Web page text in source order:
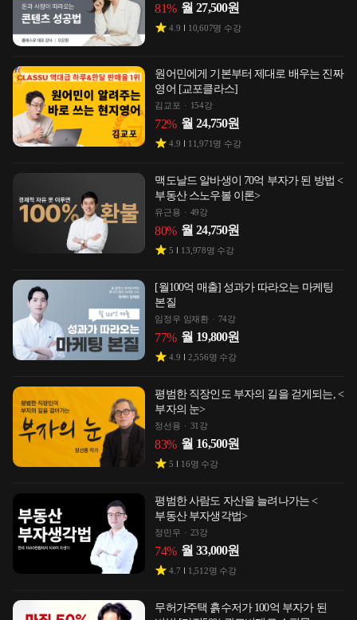
81% 월 27,500원
4.9 10,607명 수강
원어민에게 기본부터 제대로 배우는 진짜
영어 [교포클라스]
김교포 154강
72% 월 24,750원
4.9 11,971명 수강
맥도날드 알바생이 70억 부자가 된 방법 <
부동산 스노우볼 이론>
유근용 49강
80% 월 24,750원
5 13,978명 수강
[월100억 매출] 성과가 따라오는 마케팅
본질
임정우 임재환 74강
77% 월 19,800원
4.9 2,556명 수강
평범한 직장인도 부자의 길을 걷게되는, <
부자의 눈>
정선용 31강
83% 월 16,500원
5 16명 수강
평범한 사람도 자산을 늘려나가는 <
부동산 부자생각법>
정민우 23강
74% 월 33,000원
4.7 1,512명 수강
무허가주택 흙수저가 100억 부자가 된